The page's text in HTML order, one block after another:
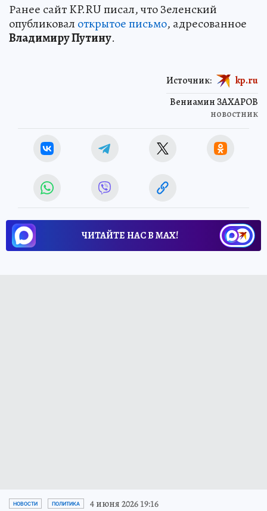
Ранее сайт KP.RU писал, что Зеленский
опубликовал открытое письмо, адресованное
Владимиру Путину.
Вениамин ЗАХАРОВ
новостник
Источник: kp.ru
ЧИТАЙТЕ НАС В МАХ!
НОВОСТИ ПОЛИТИКА 4 июня 2026 19:16